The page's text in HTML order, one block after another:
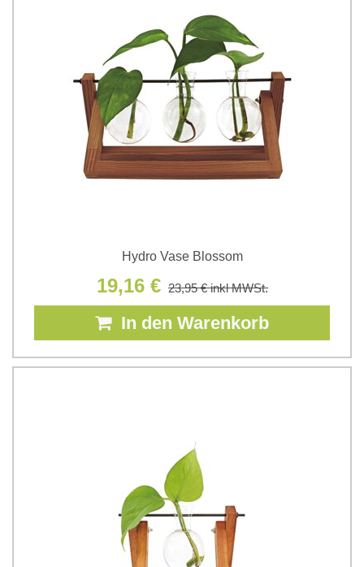
Hydro Vase Blossom
19,16 € 23,95 €inkl MWSt.
In den Warenkorb